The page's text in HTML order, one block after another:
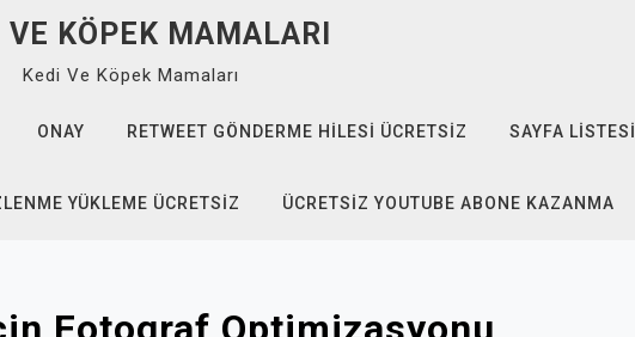
VE KÖPEK MAMALARI
Kedi Ve Köpek Mamaları
ONAY RETWEET GÖNDERME HILESI ÜCRETSIZ SAYFA LISTESI
YÜKLEME ÜCRETSIZ ÜCRETSIZ YOUTUBE ABONE KAZANMA